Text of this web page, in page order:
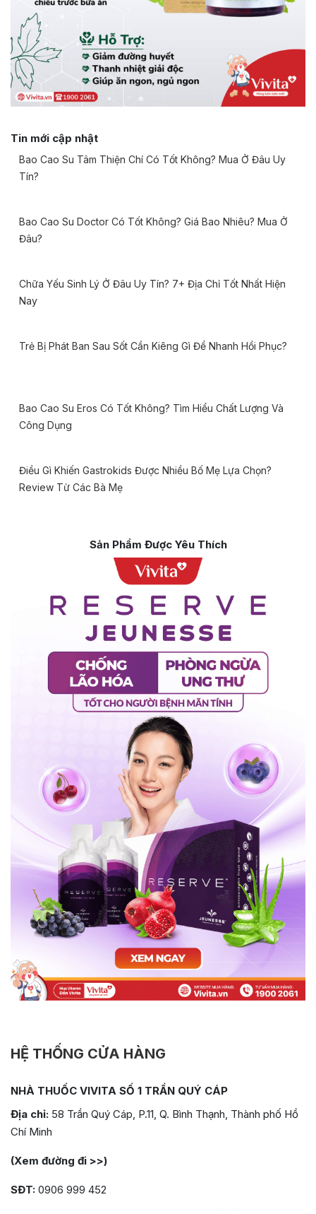
Tin mới cập nhật
Bao Cao Su Tâm Thiện Chí Có Tốt Không? Mua Ở Đâu Uy
Tín?
Bao Cao Su Doctor Có Tốt Không? Giá Bao Nhiêu? Mua Ở
Đâu?
Chữa Yếu Sinh Lý Ở Đâu Uy Tín? 7+ Địa Chỉ Tốt Nhất Hiện
Nay
Trẻ Bị Phát Ban Sau Sốt Cần Kiêng Gì Để Nhanh Hồi Phục?
Bao Cao Su Eros Có Tốt Không? Tìm Hiểu Chất Lượng Và
Công Dụng
Điều Gì Khiến Gastrokids Được Nhiều Bố Mẹ Lựa Chọn?
Review Từ Các Bà Mẹ
Sản Phẩm Được Yêu Thích
HỆ THỐNG CỬA HÀNG
NHÀ THUỐC VIVITA SỐ 1 TRẦN QUÝ CÁP
Địa chỉ: 58 Trần Quý Cáp, P.11, Q. Bình Thạnh, Thành phố Hồ
Chí Minh
(Xem đường đi >>)
SĐT: 0906 999 452